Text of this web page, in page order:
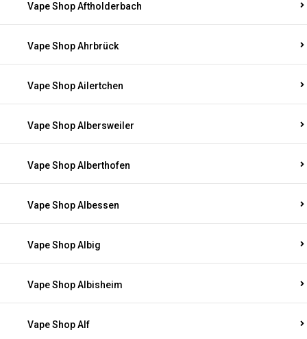
Vape Shop Aftholderbach
Vape Shop Ahrbrück
Vape Shop Ailertchen
Vape Shop Albersweiler
Vape Shop Alberthofen
Vape Shop Albessen
Vape Shop Albig
Vape Shop Albisheim
Vape Shop Alf